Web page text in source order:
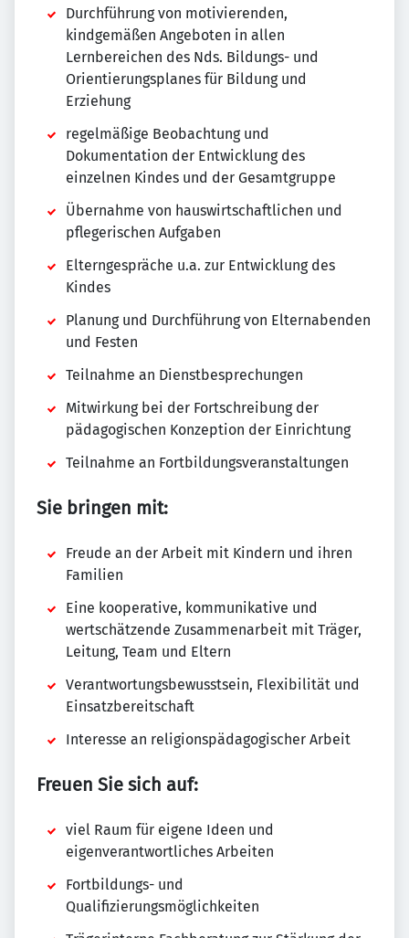
Durchführung von motivierenden,
kindgemäßen Angeboten in allen
Lernbereichen des Nds. Bildungs- und
Orientierungsplanes für Bildung und
Erziehung
regelmäßige Beobachtung und
Dokumentation der Entwicklung des
einzelnen Kindes und der Gesamtgruppe
Übernahme von hauswirtschaftlichen und
pflegerischen Aufgaben
Elterngespräche u.a. zur Entwicklung des
Kindes
Planung und Durchführung von Elternabenden
und Festen
Teilnahme an Dienstbesprechungen
Mitwirkung bei der Fortschreibung der
pädagogischen Konzeption der Einrichtung
Teilnahme an Fortbildungsveranstaltungen
Sie bringen mit:
Freude an der Arbeit mit Kindern und ihren
Familien
Eine kooperative, kommunikative und
wertschätzende Zusammenarbeit mit Träger,
Leitung, Team und Eltern
Verantwortungsbewusstsein, Flexibilität und
Einsatzbereitschaft
Interesse an religionspädagogischer Arbeit
Freuen Sie sich auf:
viel Raum für eigene Ideen und
eigenverantwortliches Arbeiten
Fortbildungs- und
Qualifizierungsmöglichkeiten